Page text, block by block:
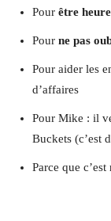
Pour être
Pour ne pas
Pour aider les
d’affaires
Pour Mike : il
Buckets (c’est
Parce que